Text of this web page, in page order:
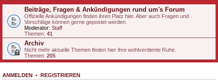
Beiträge, Fragen & Ankündigungen rund um's Forum
Offizielle Ankündigungen finden ihren Platz hier. Aber auch Fragen und
Vorschläge können gerne gepostet werden.
Moderator: Staff
Themen: 41
Archiv
Nicht mehr aktuelle Themen finden hier ihre wohlverdiente Ruhe.
Themen: 205
ANMELDEN • REGISTRIEREN